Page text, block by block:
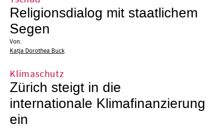
Religionsdialog mit staatlichem
Segen
Von:
Katja Dorothea Buck
Klimaschutz
Zürich steigt in die
internationale Klimafinanzierung
ein